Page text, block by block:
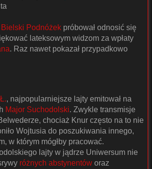
Bielski Podnóżek próbował odnosić się
lateksowym widzom za wpłaty
. Raz nawet pokazał przypadkowo
, najpopularniejsze lajty emitował na
Major Suchodolski. Zwykle transmisje
chociaż Knur często na to nie
Wojtusia do poszukiwania innego,
w którym mógłby pracować.
lajty w jądrze Uniwersum nie
różnych abstynentów oraz